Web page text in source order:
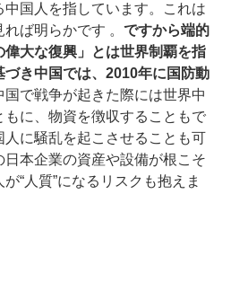
国人を指しています。これは
ば明らかです 。 ですから端的
大な復興」とは世界制覇を指
き中国では、2010年に国防動
国で戦争が起きた際には世界中
に、物資を徴収することもで
人に騒乱を起こさせることも可
本企業の資産や設備が根こそ
“人質”になるリスクも抱えま